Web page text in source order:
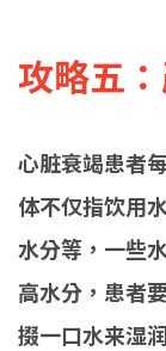
攻略五
心脏衰竭患者
体不仅指饮用
水分等，一些
高水分，患者
掇一口水来湿